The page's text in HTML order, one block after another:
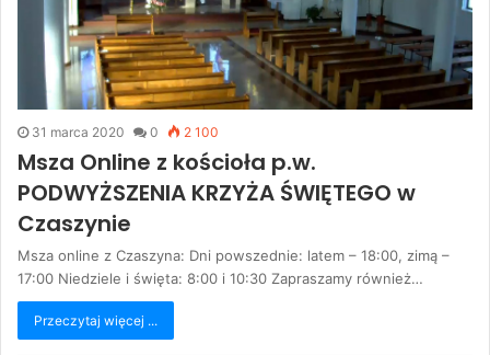
31 marca 2020 0 2 100
Msza Online z kościoła p.w.
PODWYŻSZENIA KRZYŻA ŚWIĘTEGO w
Czaszynie
Msza online z Czaszyna: Dni powszednie: latem – 18:00, zimą –
17:00 Niedziele i święta: 8:00 i 10:30 Zapraszamy również…
Przeczytaj więcej ...